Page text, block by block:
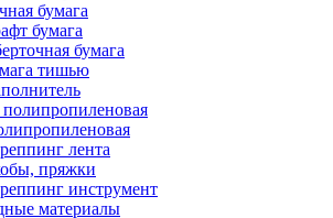
бумага
бумага
бумага
тишью
лента
пряжки
инструмент